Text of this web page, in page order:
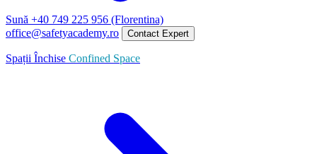
Sună +40 749 225 956 (Florentina)
office@safetyacademy.ro
Contact Expert
Spații Închise Confined Space